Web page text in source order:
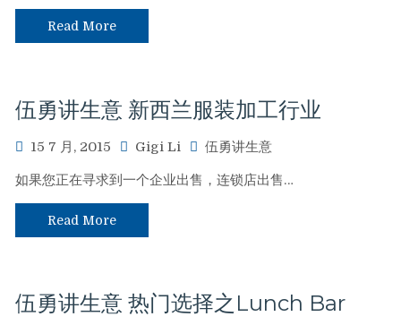
Read More
伍勇讲生意 新西兰服装加工行业
15 7 月, 2015 Gigi Li 伍勇讲生意
如果您正在寻求到一个企业出售，连锁店出售…
Read More
伍勇讲生意 热门选择之Lunch Bar